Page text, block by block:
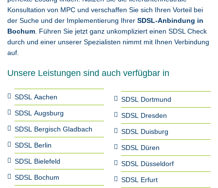
Konsultation von MPC und verschaffen Sie sich Ihren Vorteil bei
der Suche und der Implementierung Ihrer SDSL-Anbindung in
Bochum . Führen Sie jetzt ganz unkompliziert einen SDSL Check
durch und einer unserer Spezialisten nimmt mit Ihnen Verbindung
auf.
Unsere Leistungen sind auch verfügbar in
SDSL Aachen
SDSL Augsburg
SDSL Bergisch Gladbach
SDSL Berlin
SDSL Bielefeld
SDSL Bochum
SDSL Dortmund
SDSL Dresden
SDSL Duisburg
SDSL Düren
SDSL Düsseldorf
SDSL Erfurt